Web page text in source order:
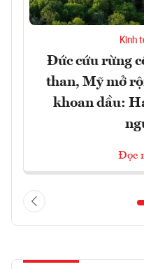
Kinh
Đức cứu rừng
than, Mỹ mở
khoan dầu:
Đọc